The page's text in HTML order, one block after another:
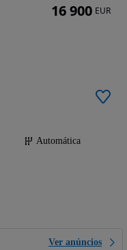
Automática
Ver anúncios
16 900 EUR